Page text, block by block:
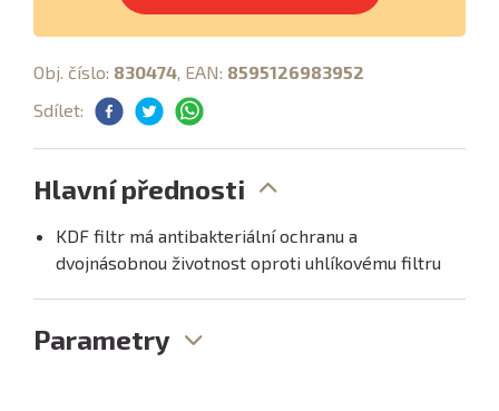
Obj. číslo: 830474, EAN: 8595126983952
Sdílet:
Hlavní přednosti
KDF filtr má antibakteriální ochranu a
dvojnásobnou životnost oproti uhlíkovému filtru
Parametry